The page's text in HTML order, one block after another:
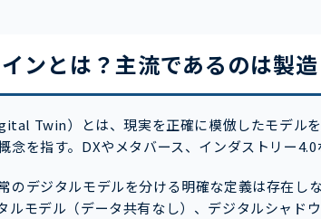
ンとは？主流であるのは製
Twin）とは、現実を正確に模倣したモデル
念を指す。DXやメタバース、インダストリー
のデジタルモデルを分ける明確な定義は存在し
ルモデル（データ共有なし）、デジタルシャド